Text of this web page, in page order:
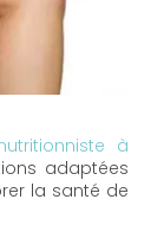
à
adaptées
la santé de